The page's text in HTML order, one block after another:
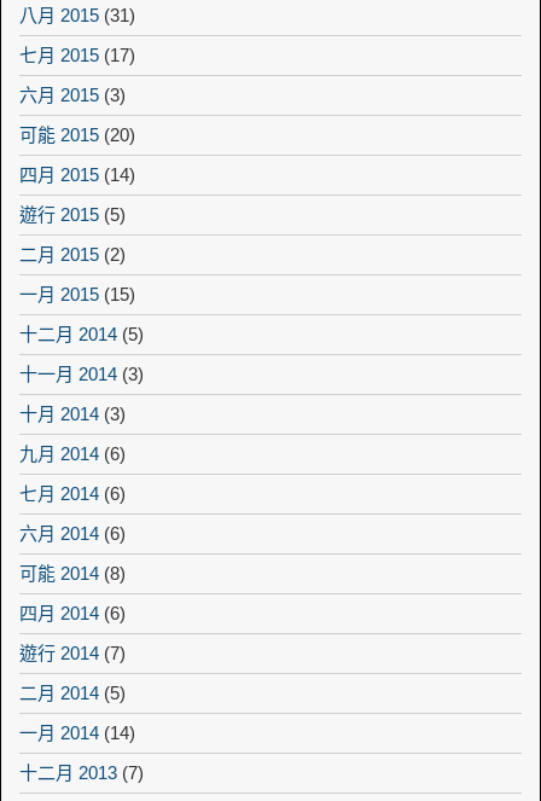
八月 2015 (31)
七月 2015 (17)
六月 2015 (3)
可能 2015 (20)
四月 2015 (14)
遊行 2015 (5)
二月 2015 (2)
一月 2015 (15)
十二月 2014 (5)
十一月 2014 (3)
十月 2014 (3)
九月 2014 (6)
七月 2014 (6)
六月 2014 (6)
可能 2014 (8)
四月 2014 (6)
遊行 2014 (7)
二月 2014 (5)
一月 2014 (14)
十二月 2013 (7)